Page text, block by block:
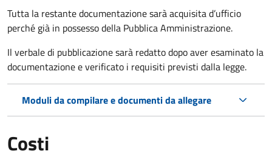
Tutta la restante documentazione sarà acquisita d’ufficio
perché già in possesso della Pubblica Amministrazione.
Il verbale di pubblicazione sarà redatto dopo aver esaminato la
documentazione e verificato i requisiti previsti dalla legge.
Moduli da compilare e documenti da allegare
Costi